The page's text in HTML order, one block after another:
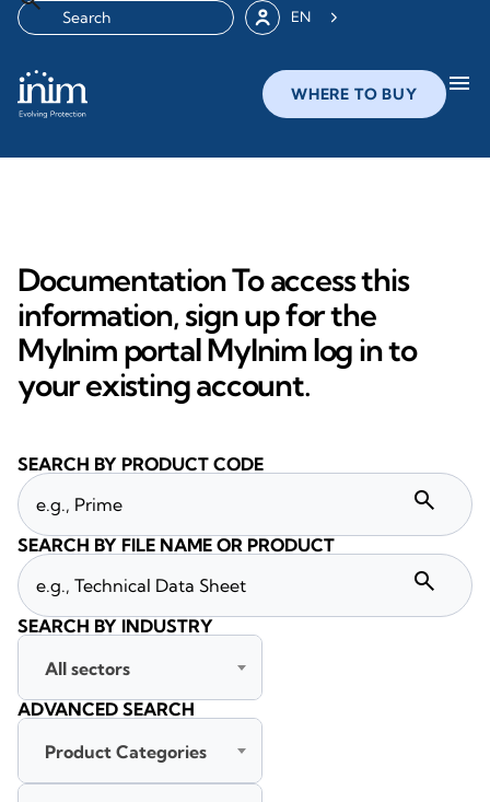
EN
WHERE TO BUY menu
Documentation To access this
information, sign up for the
MyInim portal MyInim log in to
your existing account.
SEARCH BY PRODUCT CODE
search
SEARCH BY FILE NAME OR PRODUCT
search
SEARCH BY INDUSTRY
All sectors
ADVANCED SEARCH
Product Categories